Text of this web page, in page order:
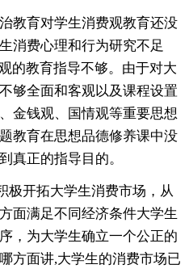
育对学生消费观教育还没
消费心理和行为研究不足
的教育指导不够。由于对大
够全面和客观以及课程设置
金钱观、国情观等重要思想
教育在思想品德修养课中没
真正的指导目的。
开拓大学生消费市场，从
面满足不同经济条件大学生
，为大学生确立一个公正的
方面讲,大学生的消费市场已